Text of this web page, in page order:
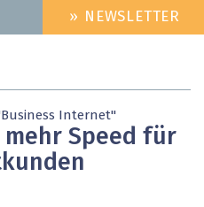
HEADER
MENU
» NEWSLETTER
Internet"
Speed für